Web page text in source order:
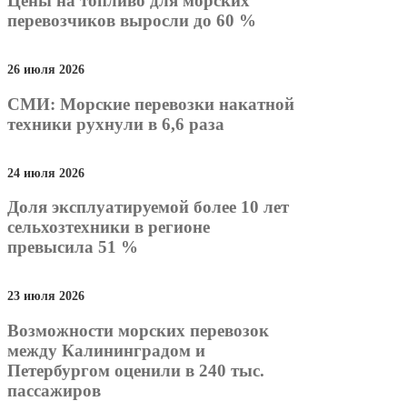
перевозчиков выросли до 60 %
26 июля 2026
СМИ: Морские перевозки накатной
техники рухнули в 6,6 раза
24 июля 2026
Доля эксплуатируемой более 10 лет
сельхозтехники в регионе
превысила 51 %
23 июля 2026
Возможности морских перевозок
между Калининградом и
Петербургом оценили в 240 тыс.
пассажиров